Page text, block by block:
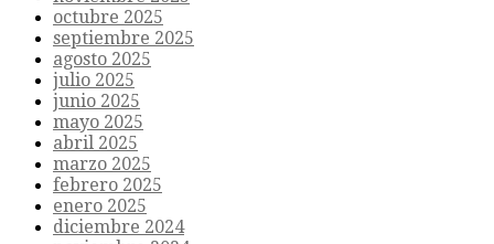
octubre 2025
septiembre 2025
agosto 2025
julio 2025
junio 2025
mayo 2025
abril 2025
marzo 2025
febrero 2025
enero 2025
diciembre 2024